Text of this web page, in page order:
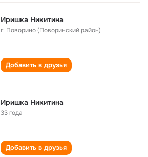
Иришка Никитина
г. Поворино (Поворинский район)
Добавить в друзья
Иришка Никитина
33 года
Добавить в друзья